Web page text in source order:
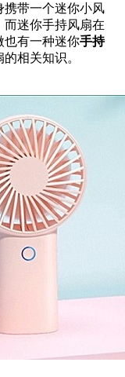
带一个迷你小风
而迷你手持风扇在
也有一种迷你手持
相关知识。